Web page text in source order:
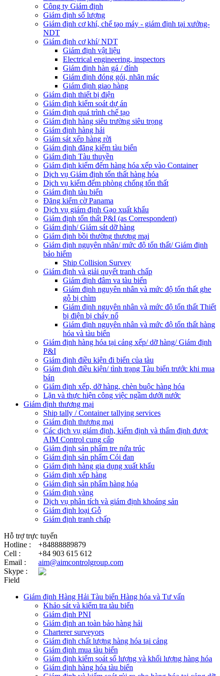
Công ty Giám định
Giám định số lượng
Giám định cơ khí, chế tạo máy - giám định tại xưởng-
NDT
Giám định cơ khí/ NDT
Giám định vật liệu
Electrical engineering, inspectors
Giám định hàn gá / đính
Giám định đóng gói, nhãn mác
Giám định giao hàng
Giám định thiết bị điện
Giám định kiểm soát dự án
Giám định quá trình chế tạo
Giám định hàng siêu trường siêu trọng
Giám định hàng hải
Giám sát xếp hàng rời
Giám định đăng kiểm tàu biển
Giám định Tàu thuyền
Giám định kiểm đếm hàng hóa xếp vào Container
Dịch vụ Giám định tổn thất hàng hóa
Dịch vụ kiểm đếm phòng chống tổn thất
Giám định tàu biển
Đăng kiểm cờ Panama
Dịch vụ giám định Gạo xuất khẩu
Giám định tổn thất P&I (as Correspondent)
Giám định/ Giám sát dỡ hàng
Giám định bồi thường thương mại
Giám định nguyên nhân/ mức độ tổn thất/ Giám định
bảo hiểm
Ship Collision Survey
Giám định và giải quyết tranh chấp
Giám định đâm va tàu biển
Giám định nguyên nhân và mức độ tổn thất ghe
gỗ bị chìm
Giám định nguyên nhân và mức độ tổn thất Thiết
bị điện bị cháy nổ
Giám định nguyên nhân và mức độ tổn thất hàng
hóa và tàu biển
Giám định hàng hóa tại cảng xếp/ dỡ hàng/ Giám định
P&I
Giám định điều kiện đi biển của tàu
Giám định điều kiện/ tình trạng Tàu biển trước khi mua
bán
Giám định xếp, dỡ hàng, chèn buộc hàng hóa
Lặn và thực hiện công việc ngầm dưới nước
Giám định thương mại
Ship tally / Container tallying services
Giám định thương mại
Các dịch vụ giám định, kiểm định và thẩm định được
AIM Control cung cấp
Giám định sản phẩm tre nứa trúc
Giám định sản phẩm Cói đan
Giám định hàng gia dụng xuất khẩu
Giám định xếp hàng
Giám định sản phẩm hàng hóa
Giám định vàng
Dịch vụ phân tích và giám định khoáng sản
Giám định loại Gỗ
Giám định tranh chấp
Hỗ trợ trực tuyến
Hotline :
+84888889879
Cell :
+84 903 615 612
Email :
aim@aimcontrolgroup.com
Skype :
Field
Giám định Hàng Hải Tàu biển Hàng hóa và Tư vấn
Khảo sát và kiểm tra tàu biển
Giám định PNI
Giám định an toàn bảo hàng hải
Charterer surveyors
Giám định chất lượng hàng hóa tại cảng
​Giám định mua tàu biển
Giám định kiểm soát số lượng và khối lượng hàng hóa
Giám định hàng hóa tàu biển